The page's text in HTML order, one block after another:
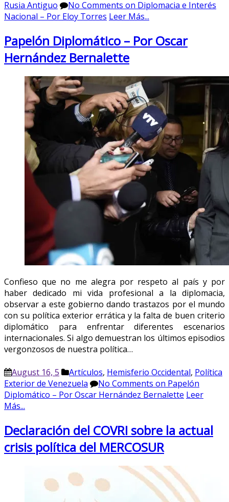
Rusia Antiguo
No Comments on Diplomacia e Interés
Nacional – Por Eloy Torres Leer Más...
Papelón Diplomático – Por Oscar
Hernández Bernalette
Confieso que no me alegra por respeto al país y por
haber dedicado mi vida profesional a la diplomacia,
observar a este gobierno dando trastazos por el mundo
con su política exterior errática y la falta de buen criterio
diplomático para enfrentar diferentes escenarios
internacionales. Si algo demuestran los últimos episodios
vergonzosos de nuestra política…
August 16, 5 Artículos, Hemisferio Occidental, Política
Exterior de Venezuela
No Comments on Papelón
Diplomático – Por Oscar Hernández Bernalette Leer
Más...
Declaración del COVRI sobre la actual
crisis política del MERCOSUR